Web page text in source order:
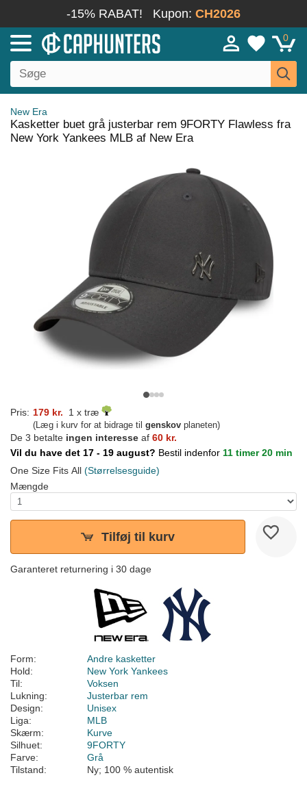
-15% RABAT! Kupon: CH2026
0
New Era
Kasketter buet grå justerbar rem 9FORTY Flawless fra
New York Yankees MLB af New Era
Pris: 179 kr. 1 x træ
(Læg i kurv for at bidrage til genskov planeten)
De 3 betalte ingen interesse af 60 kr.
Vil du have det 17 - 19 august? Bestil indenfor 11 timer 20 min
One Size Fits All (Størrelsesguide)
Mængde
Tilføj til kurv
Garanteret returnering i 30 dage
Form:
Andre kasketter
Hold:
New York Yankees
Til:
Voksen
Lukning:
Justerbar rem
Design:
Unisex
Liga:
MLB
Skærm:
Kurve
Silhuet:
9FORTY
Farve:
Grå
Tilstand:
Ny; 100 % autentisk